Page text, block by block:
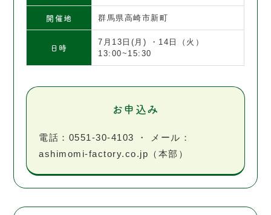
開催地 群馬県高崎市新町
日時
7月13日(月) ・14日（火）
13:00~15:30
お申込み
電話：0551-30-4103 ・ メール：
ashimomi-factory.co.jp（本部）